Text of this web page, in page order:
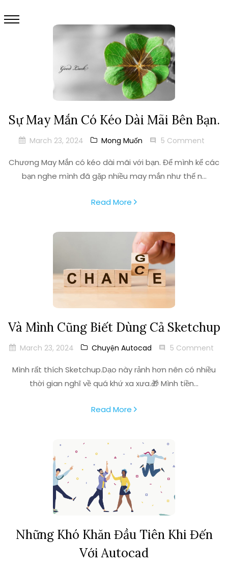
Sự May Mắn Có Kéo Dài Mãi Bên Bạn.
March 23, 2024 Mong Muốn 5 Comment
Chương May Mắn có kéo dài mãi với bạn. Để mình kể các
bạn nghe mình đã gặp nhiều may mắn như thế n...
Read More
Và Mình Cũng Biết Dùng Cả Sketchup
March 23, 2024 Chuyện Autocad 5 Comment
Mình rất thích Sketchup.Dạo này rảnh hơn nên có nhiều
thời gian nghĩ về quá khứ xa xưa.🎁 Mình tiền...
Read More
Những Khó Khăn Đầu Tiên Khi Đến
Với Autocad